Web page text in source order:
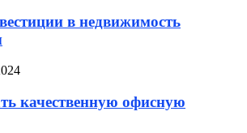
в недвижимость
качественную офисную